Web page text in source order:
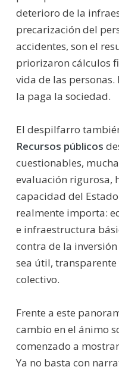
deterioro de la
precarización del
accidentes, son el
priorizaron cálculos
vida de las
la paga la sociedad.
El despilfarro
Recursos públicos
cuestionables,
evaluación rigurosa,
capacidad del
realmente importa:
e infraestructura
contra de la
sea útil,
colectivo.
Frente a este
cambio en el ánimo
comenzado a
Ya no basta con